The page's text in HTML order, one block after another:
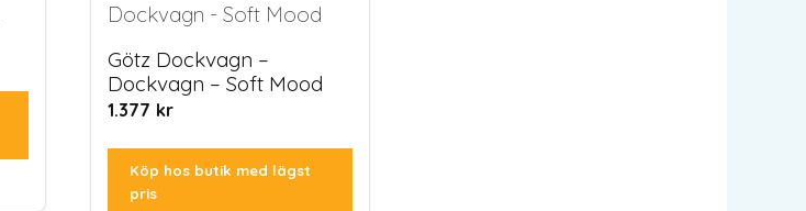
Götz Dockvagn –
Dockvagn – Soft Mood
1.377 kr
Köp hos butik med lägst
pris